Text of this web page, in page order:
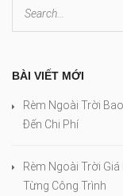
BÀI VIẾT MỚI
Rèm Ngoài Trời
Đến Chi Phí
Rèm Ngoài Trời
Từng Công Trình